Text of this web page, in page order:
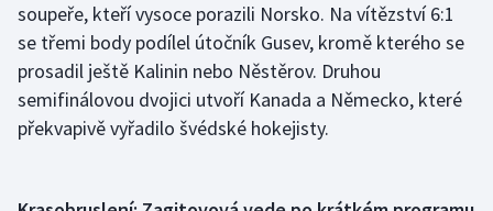
Vodní slalom
Volejbal
Ostatní
soupeře, kteří vysoce porazili Norsko. Na vítězství 6:1
se třemi body podílel útočník Gusev, kromě kterého se
prosadil ještě Kalinin nebo Něstěrov. Druhou
semifinálovou dvojici utvoří Kanada a Německo, které
překvapivě vyřadilo švédské hokejisty.